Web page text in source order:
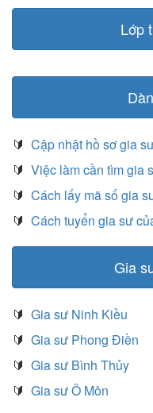
Lớp
🔰 Cập nhật hồ sơ gia
🔰 Việc làm cần tìm gia
🔰 Cách lấy mã số gia
🔰 Cách tuyển gia sư
Gia
🔰 Gia sư Ninh Kiều
🔰 Gia sư Phong Điền
🔰 Gia sư Bình Thủy
🔰 Gia sư Ô Môn